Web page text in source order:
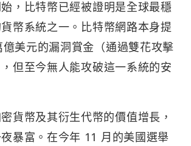
，比特幣已經被證明是全球最穩
幣系統之一。比特幣網路本身提
美元的漏洞賞金（通過雙花攻擊
但至今無人能攻破這一系統的安
貨幣及其衍生代幣的價值增長，
暴富。在今年 11 月的美國選舉